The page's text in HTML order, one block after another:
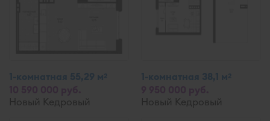
1-комнатная 55,29 м2
Новый Кедровый
1-комнатная 38,1 м2
Новый Кедровый